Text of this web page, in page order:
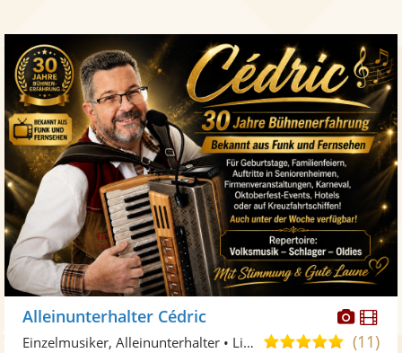
Alleinunterhalter Cédric
5,0(11)
Einzelmusiker, Alleinunterhalter • Live-Musiker